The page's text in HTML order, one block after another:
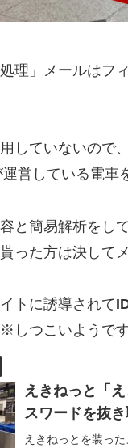
理」メールはフ
していないので
営している電車
と簡易解析をし
った方は決して
トに誘導されて
※しつこいようで
えきねっと「
スワードを抜き
えきねっとを装っ